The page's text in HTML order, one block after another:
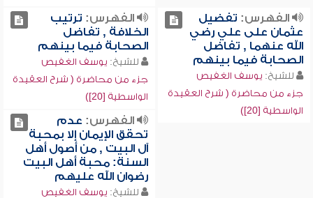
الفهرس: تفضيل
عثمان على علي رضي
الله عنهما , تفاضل
الصحابة فيما بينهم
للشيخ: يوسف الغفيص
جزء من محاضرة ( شرح العقيدة
الواسطية [20])
الفهرس: ترتيب
الخلافة , تفاضل
الصحابة فيما بينهم
للشيخ: يوسف الغفيص
جزء من محاضرة ( شرح العقيدة
الواسطية [20])
الفهرس: عدم
تحقق الإيمان إلا بمحبة
آل البيت , من أصول أهل
السنة: محبة أهل البيت
رضوان الله عليهم
للشيخ: يوسف الغفيص